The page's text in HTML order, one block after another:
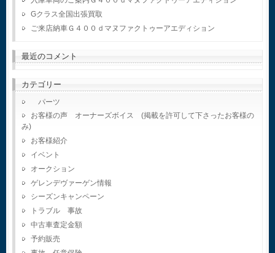
Gクラス全国出張買取
ご来店納車Ｇ４００ｄマヌファクトゥーアエディション
最近のコメント
カテゴリー
パーツ
お客様の声 オーナーズボイス (掲載を許可して下さったお客様の
み)
お客様紹介
イベント
オークション
ゲレンデヴァーゲン情報
シーズンキャンペーン
トラブル 事故
中古車査定金額
予約販売